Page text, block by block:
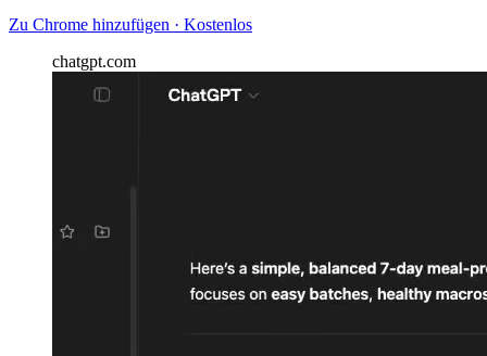
Zu Chrome hinzufügen · Kostenlos
chatgpt.com